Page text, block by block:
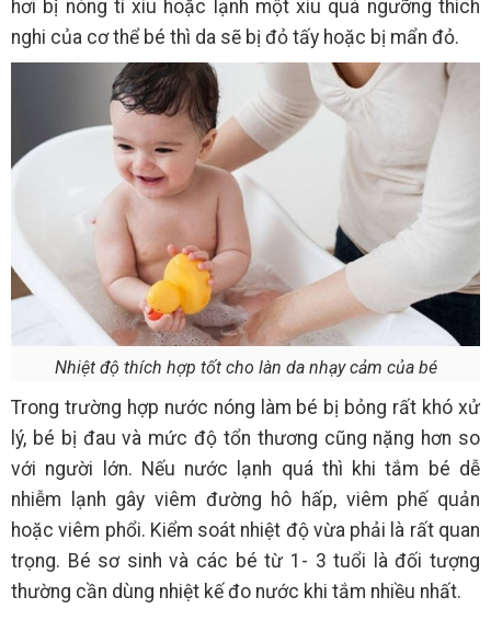
hơi bị nóng tí xíu hoặc lạnh một xíu quá ngưỡng thích
nghi của cơ thể bé thì da sẽ bị đỏ tấy hoặc bị mẩn đỏ.
Nhiệt độ thích hợp tốt cho làn da nhạy cảm của bé
Trong trường hợp nước nóng làm bé bị bỏng rất khó xử
lý, bé bị đau và mức độ tổn thương cũng nặng hơn so
với người lớn. Nếu nước lạnh quá thì khi tắm bé dễ
nhiễm lạnh gây viêm đường hô hấp, viêm phế quản
hoặc viêm phổi. Kiểm soát nhiệt độ vừa phải là rất quan
trọng. Bé sơ sinh và các bé từ 1- 3 tuổi là đối tượng
thường cần dùng nhiệt kế đo nước khi tắm nhiều nhất.